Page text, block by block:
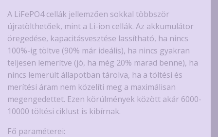
A LiFePO4 cellák jellemzően sokkal többször
újratölthetőek, mint a Li-ion cellák. Az akkumulátor
öregedése, kapacitásvesztése lassítható, ha nincs
100%-ig töltve (90% már ideális), ha nincs gyakran
teljesen lemerítve (jó, ha még 20% marad benne), ha
nincs lemerült állapotban tárolva, ha a töltési és
merítési áram nem közelíti meg a maximálisan
megengedettet. Ezen körülmények között akár 6000-
10000 töltési ciklust is kibírnak.
Fő paraméterei: